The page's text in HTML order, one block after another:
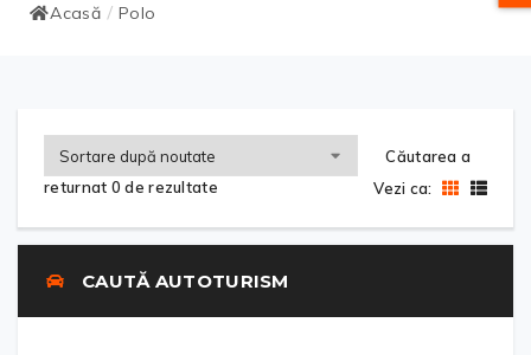
Acasă / Polo
Căutarea a
returnat 0 de rezultate
Vezi ca:
CAUTĂ AUTOTURISM